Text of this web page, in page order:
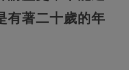
有著二十歲的年